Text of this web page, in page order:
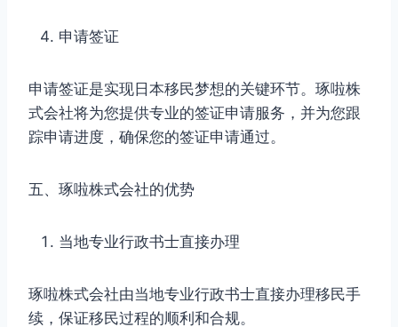
申请签证
申请签证是实现日本移民梦想的关键环节。琢啦株
式会社将为您提供专业的签证申请服务，并为您跟
踪申请进度，确保您的签证申请通过。
五、琢啦株式会社的优势
当地专业行政书士直接办理
琢啦株式会社由当地专业行政书士直接办理移民手
续，保证移民过程的顺利和合规。